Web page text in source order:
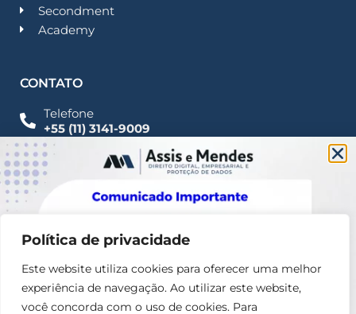
Política de privacidade
Este website utiliza cookies para oferecer uma melhor
experiência de navegação. Ao utilizar este website,
você concorda com o uso de cookies. Para
Secondment
Academy
CONTATO
Telefone
+55 (11) 3141-9009
Imprensa
Fale Conosco
contato@assisemendes.com.br
Alameda Santos, 1165 Paulista - CEP 01419-001 -
SP